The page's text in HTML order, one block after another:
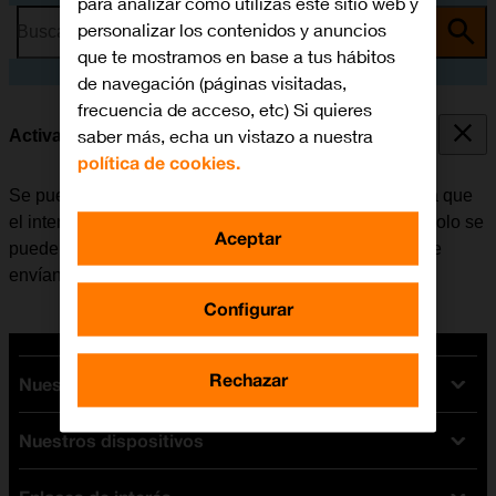
Busca por problema o tema
Activar o desactivar la identificación de llamadas
Se puede desactivar la identificación de llamadas para que
el interlocutor no pueda ver quién realiza la llamada. Solo se
puede ocultar el número con las llamadas de voz. Si se
envían mensajes, el destinatario podrá ver el número.
Nuestras tarifas
Tarifas Orange
Tarifas fibra y móvil
Nuestros dispositivos
personalizar los contenidos y anuncios
que te mostramos en base a tus hábitos
de navegación (páginas visitadas,
frecuencia de acceso, etc) Si quieres
saber más, echa un vistazo a nuestra
política de cookies.
Configurar
Rechazar
Aceptar